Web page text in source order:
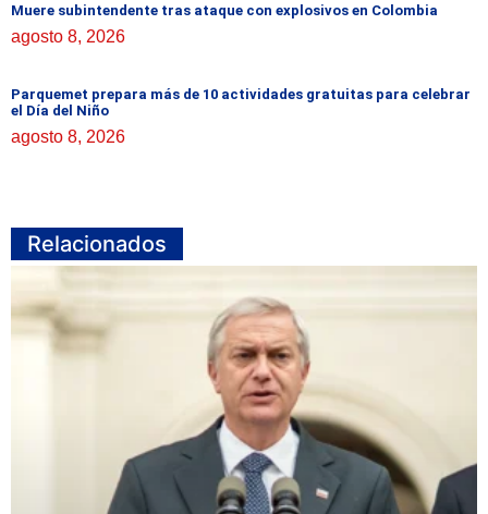
Muere subintendente tras ataque con explosivos en Colombia
agosto 8, 2026
Parquemet prepara más de 10 actividades gratuitas para celebrar
el Día del Niño
agosto 8, 2026
Relacionados